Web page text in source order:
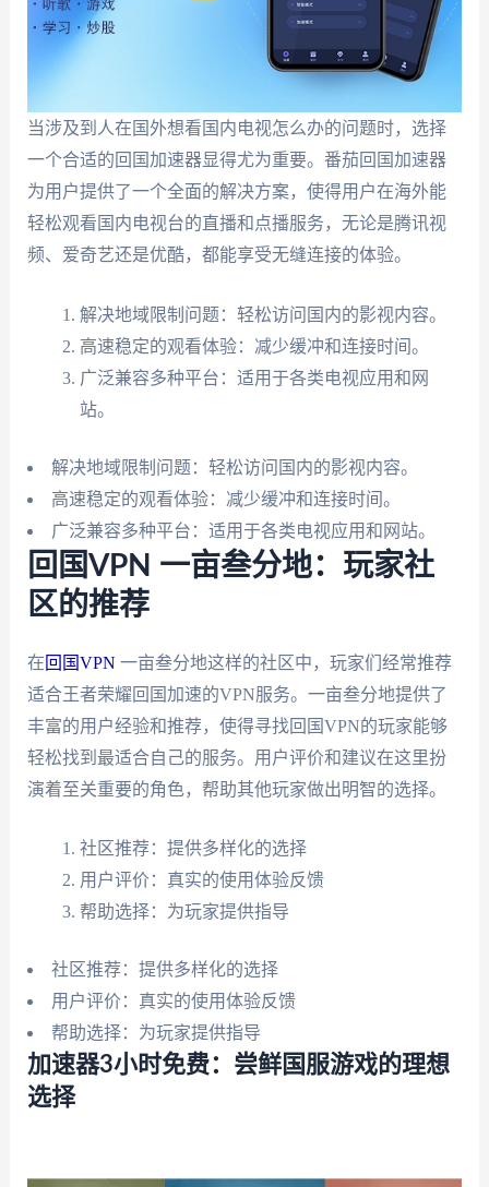
当涉及到人在国外想看国内电视怎么办的问题时，选择
一个合适的回国加速器显得尤为重要。番茄回国加速器
为用户提供了一个全面的解决方案，使得用户在海外能
轻松观看国内电视台的直播和点播服务，无论是腾讯视
频、爱奇艺还是优酷，都能享受无缝连接的体验。
解决地域限制问题：轻松访问国内的影视内容。
高速稳定的观看体验：减少缓冲和连接时间。
广泛兼容多种平台：适用于各类电视应用和网
站。
解决地域限制问题：轻松访问国内的影视内容。
高速稳定的观看体验：减少缓冲和连接时间。
广泛兼容多种平台：适用于各类电视应用和网站。
回国VPN 一亩叁分地：玩家社
区的推荐
在回国VPN 一亩叁分地这样的社区中，玩家们经常推荐
适合王者荣耀回国加速的VPN服务。一亩叁分地提供了
丰富的用户经验和推荐，使得寻找回国VPN的玩家能够
轻松找到最适合自己的服务。用户评价和建议在这里扮
演着至关重要的角色，帮助其他玩家做出明智的选择。
社区推荐：提供多样化的选择
用户评价：真实的使用体验反馈
帮助选择：为玩家提供指导
社区推荐：提供多样化的选择
用户评价：真实的使用体验反馈
帮助选择：为玩家提供指导
加速器3小时免费：尝鲜国服游戏的理想
选择